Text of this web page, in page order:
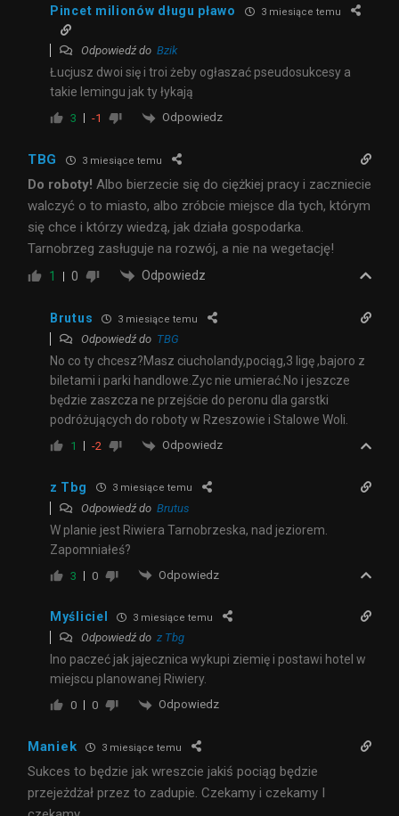
Pincet milionów długu pławo 3 miesiące temu
Odpowiedź do Bzik
Łucjusz dwoi się i troi żeby ogłaszać pseudosukcesy a
takie lemingu jak ty łykają
3 -1 Odpowiedz
TBG 3 miesiące temu
Do roboty! Albo bierzecie się do ciężkiej pracy i zaczniecie
walczyć o to miasto, albo zróbcie miejsce dla tych, którym
się chce i którzy wiedzą, jak działa gospodarka.
Tarnobrzeg zasługuje na rozwój, a nie na wegetację!
1 0 Odpowiedz
Brutus 3 miesiące temu
Odpowiedź do TBG
No co ty chcesz?Masz ciucholandy,pociąg,3 ligę ,bajoro z
biletami i parki handlowe.Zyc nie umierać.No i jeszcze
będzie zaszcza ne przejście do peronu dla garstki
podróżujących do roboty w Rzeszowie i Stalowe Woli.
1 -2 Odpowiedz
z Tbg 3 miesiące temu
Odpowiedź do Brutus
W planie jest Riwiera Tarnobrzeska, nad jeziorem.
Zapomniałeś?
3 0 Odpowiedz
Myśliciel 3 miesiące temu
Odpowiedź do z Tbg
Ino paczeć jak jajecznica wykupi ziemię i postawi hotel w
miejscu planowanej Riwiery.
0 0 Odpowiedz
Maniek 3 miesiące temu
Sukces to będzie jak wreszcie jakiś pociąg będzie
przejeżdżał przez to zadupie. Czekamy i czekamy I